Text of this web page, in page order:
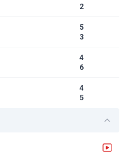
2
5
3
4
6
4
5